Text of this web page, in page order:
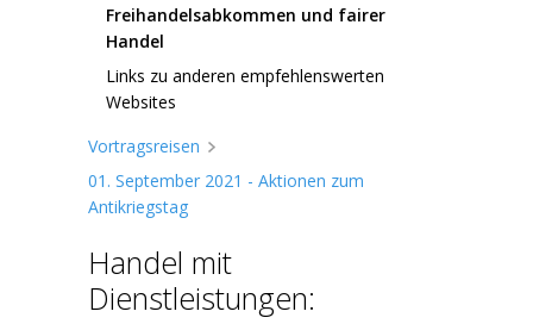
Freihandelsabkommen und fairer
Handel
Links zu anderen empfehlenswerten
Websites
Vortragsreisen
01. September 2021 - Aktionen zum
Antikriegstag
Handel mit
Dienstleistungen: